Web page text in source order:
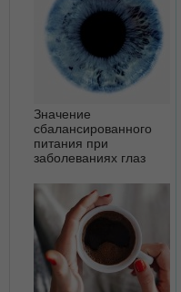
Значение
сбалансированного
питания при
заболеваниях глаз